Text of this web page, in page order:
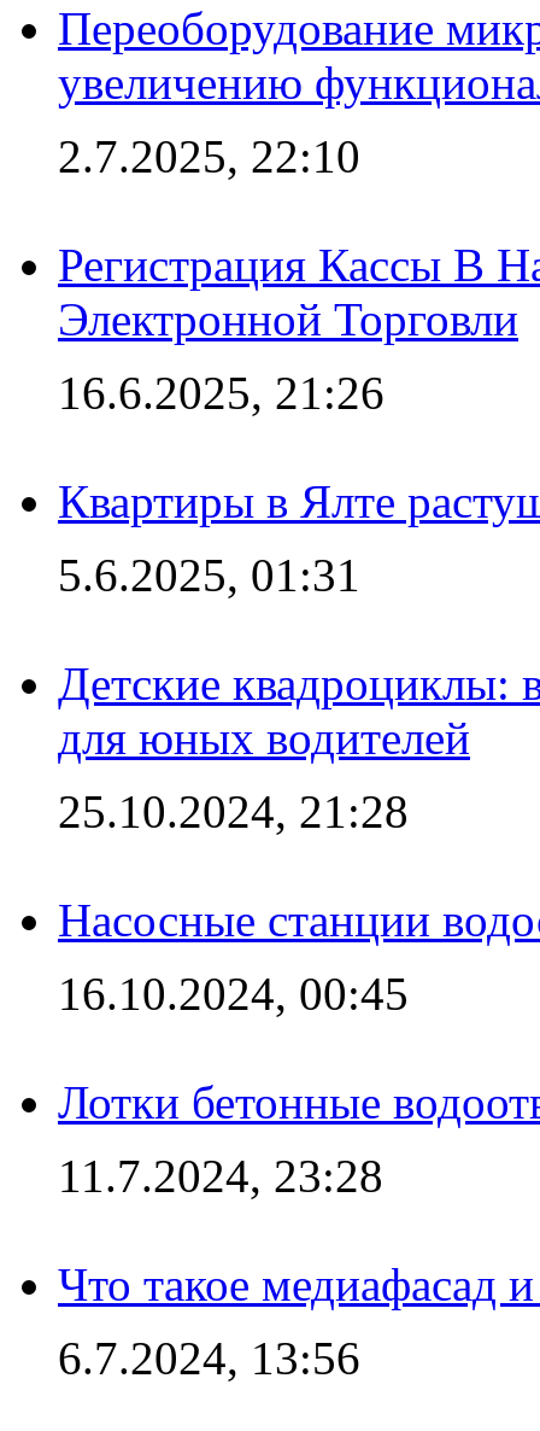
Переоборудование
увеличению
2.7.2025, 22:10
Регистрация Кассы В
Электронной Торговли
16.6.2025, 21:26
Квартиры в Ялте
5.6.2025, 01:31
Детские квадроциклы:
для юных водителей
25.10.2024, 21:28
Насосные станции
16.10.2024, 00:45
Лотки бетонные
11.7.2024, 23:28
Что такое медиафасад
6.7.2024, 13:56